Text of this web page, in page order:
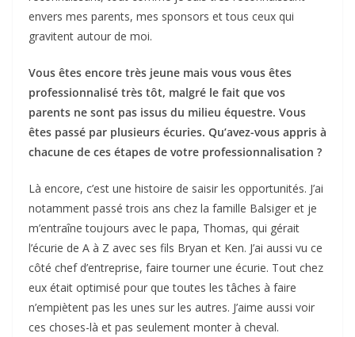
envers mes parents, mes sponsors et tous ceux qui
gravitent autour de moi.
Vous êtes encore très jeune mais vous vous êtes
professionnalisé très tôt, malgré le fait que vos
parents ne sont pas issus du milieu équestre. Vous
êtes passé par plusieurs écuries. Qu’avez-vous appris à
chacune de ces étapes de votre professionnalisation ?
Là encore, c’est une histoire de saisir les opportunités. J’ai
notamment passé trois ans chez la famille Balsiger et je
m’entraîne toujours avec le papa, Thomas, qui gérait
l’écurie de A à Z avec ses fils Bryan et Ken. J’ai aussi vu ce
côté chef d’entreprise, faire tourner une écurie. Tout chez
eux était optimisé pour que toutes les tâches à faire
n’empiètent pas les unes sur les autres. J’aime aussi voir
ces choses-là et pas seulement monter à cheval.